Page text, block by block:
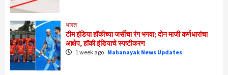
भारत
टीम इंडिया हॉकीच्या जर्सीचा रंग भगवा; दोन माजी कर्णधारांचा
आक्षेप, हॉकी इंडियाचे स्पष्टीकरण
1 week ago Mahanayak News Updates